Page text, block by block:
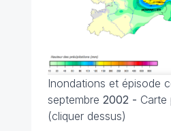
Inondations et épisode
septembre 2002 - Carte
(cliquer dessus)